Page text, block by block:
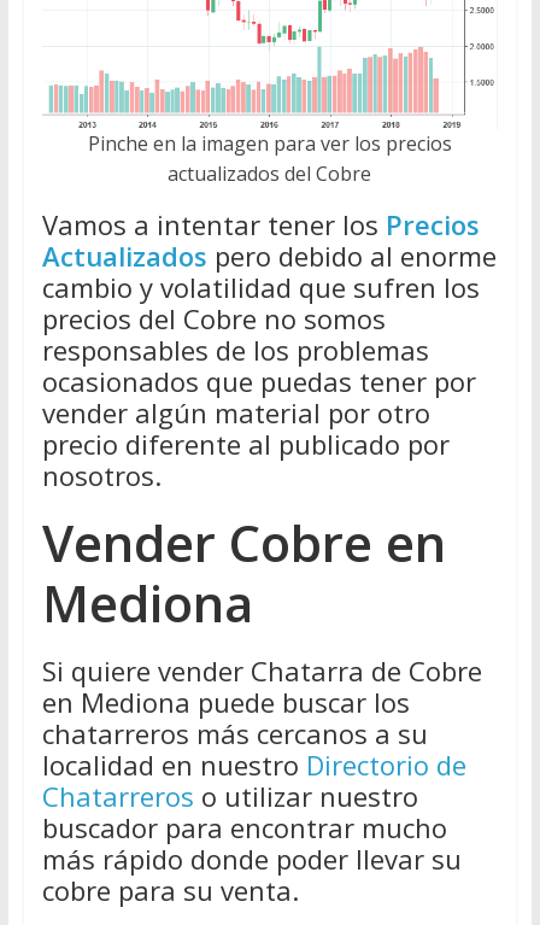
Pinche en la imagen para ver los precios
actualizados del Cobre
Vamos a intentar tener los Precios
Actualizados pero debido al enorme
cambio y volatilidad que sufren los
precios del Cobre no somos
responsables de los problemas
ocasionados que puedas tener por
vender algún material por otro
precio diferente al publicado por
nosotros.
Vender Cobre en
Mediona
Si quiere vender Chatarra de Cobre
en Mediona puede buscar los
chatarreros más cercanos a su
localidad en nuestro Directorio de
Chatarreros o utilizar nuestro
buscador para encontrar mucho
más rápido donde poder llevar su
cobre para su venta.